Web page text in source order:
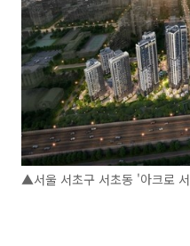
▲서울 서초구 서초동 '아크로